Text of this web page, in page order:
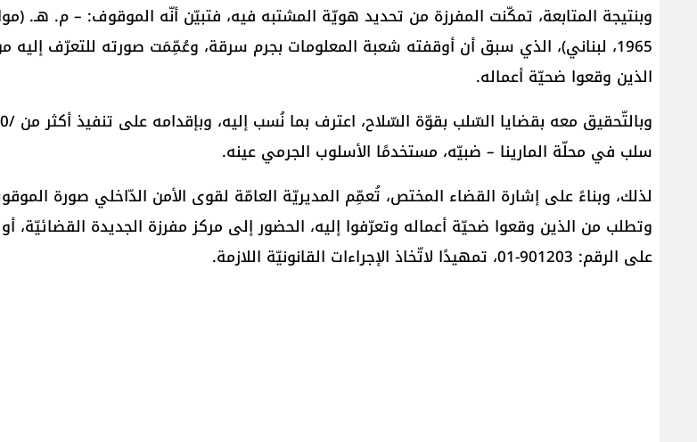
وبنتيجة المتابعة، تمكّنت المفرزة من تحديد هويّة المشتبه فيه، فتبيّن أنّه الموقوف: – م. هـ.
1965، لبناني)، الذي سبق أن أوقفته شعبة المعلومات بجرم سرقة، وعُمِّمَت صورته للتعرّف إليه
الذين وقعوا ضحيّة أعماله.
سلب في محلّة المارينا – ضبيّه، مستخدمًا الأسلوب الجرمي عينه.
لذلك، وبناءً على إشارة القضاء المختص، تُعمِّم المديريّة العامّة لقوى الأمن الدّاخلي صورة
وتطلب من الذين وقعوا ضحيّة أعماله وتعرّفوا إليه، الحضور إلى مركز مفرزة الجديدة القضائيّة، أو
على الرقم: 901203-01، تمهيدًا لاتّخاذ الإجراءات القانونيّة اللازمة.